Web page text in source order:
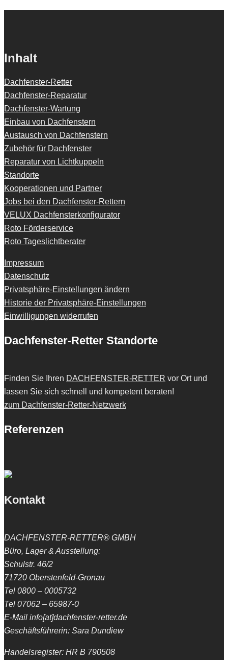
Inhalt
Dachfenster-Retter
Dachfenster-Reparatur
Dachfenster-Wartung
Einbau von Dachfenstern
Austausch von Dachfenstern
Zubehör für Dachfenster
Reparatur von Lichtkuppeln
Standorte
Kooperationen und Partner
Jobs bei den Dachfenster-Rettern
VELUX Dachfensterkonfigurator
Roto Förderservice
Roto Tageslichtberater
Impressum
Datenschutz
Privatsphäre-Einstellungen ändern
Historie der Privatsphäre-Einstellungen
Einwilligungen widerrufen
Dachfenster-Retter Standorte
Finden Sie Ihren DACHFENSTER-RETTER vor Ort und
lassen Sie sich schnell und kompetent beraten!
zum Dachfenster-Retter-Netzwerk
Referenzen
Kontakt
DACHFENSTER-RETTER® GMBH
Büro, Lager & Ausstellung:
Schulstr. 46/2
71720 Oberstenfeld-Gronau
Tel 0800 – 0005732
Tel 07062 – 65987-0
E-Mail info[at]dachfenster-retter.de
Geschäftsführerin: Sara Dundiew
Handelsregister: HR B 790508